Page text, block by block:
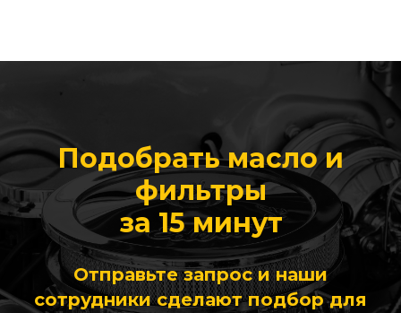
Подобрать масло и
фильтры
за 15 минут
Отправьте запрос и наши
сотрудники сделают подбор для